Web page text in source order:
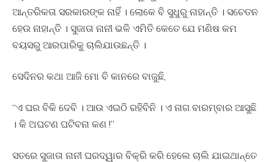
ଆନ୍ତରିକତା ସରକାରଙ୍କ ନାହିଁ । ଲୋକେ ବି ସୁଧୁରୁ ନାହାନ୍ତି । ସଚେତନ
ହେଉ ନାହାନ୍ତି । ସୁଜାତା ନାନୀ ଭଳି ଏମିତି କେତେ ଯେ ମଣିଷ କମ
ବୟସରୁ ଆରପାରିକୁ ଚାଲିଯାଉଛନ୍ତି ।
ସେଦିନର କଥା ଆଜି ମୋ ବି କାନରେ ବାଜୁଛି,
“ଏ ଘର ବିକି ଦେବି । ଆଉ ଏଇଠି ରହିବିନି । ଏ ନାଗ ବାରମ୍ବାର ଆସୁଛି
। କି ଅଘଟଣ ଘଟିବନା କଣ !”
ସତରେ ସୁଜାତା ନାନୀ ଘରଦ୍ୱାର ବିକ୍ରି କରି ହେଲେ ଚାଲି ଯାଇଥାନ୍ତେ